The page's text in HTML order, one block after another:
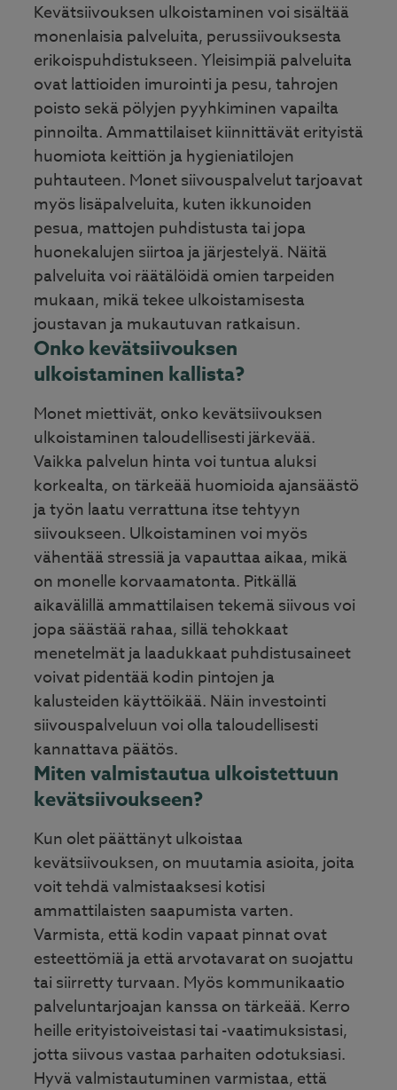
Kevätsiivouksen ulkoistaminen voi sisältää
monenlaisia palveluita, perussiivouksesta
erikoispuhdistukseen. Yleisimpiä palveluita
ovat lattioiden imurointi ja pesu, tahrojen
poisto sekä pölyjen pyyhkiminen vapailta
pinnoilta. Ammattilaiset kiinnittävät erityistä
huomiota keittiön ja hygieniatilojen
puhtauteen. Monet siivouspalvelut tarjoavat
myös lisäpalveluita, kuten ikkunoiden
pesua, mattojen puhdistusta tai jopa
huonekalujen siirtoa ja järjestelyä. Näitä
palveluita voi räätälöidä omien tarpeiden
mukaan, mikä tekee ulkoistamisesta
joustavan ja mukautuvan ratkaisun.
Onko kevätsiivouksen
ulkoistaminen kallista?
Monet miettivät, onko kevätsiivouksen
ulkoistaminen taloudellisesti järkevää.
Vaikka palvelun hinta voi tuntua aluksi
korkealta, on tärkeää huomioida ajansäästö
ja työn laatu verrattuna itse tehtyyn
siivoukseen. Ulkoistaminen voi myös
vähentää stressiä ja vapauttaa aikaa, mikä
on monelle korvaamatonta. Pitkällä
aikavälillä ammattilaisen tekemä siivous voi
jopa säästää rahaa, sillä tehokkaat
menetelmät ja laadukkaat puhdistusaineet
voivat pidentää kodin pintojen ja
kalusteiden käyttöikää. Näin investointi
siivouspalveluun voi olla taloudellisesti
kannattava päätös.
Miten valmistautua ulkoistettuun
kevätsiivoukseen?
Kun olet päättänyt ulkoistaa
kevätsiivouksen, on muutamia asioita, joita
voit tehdä valmistaaksesi kotisi
ammattilaisten saapumista varten.
Varmista, että kodin vapaat pinnat ovat
esteettömiä ja että arvotavarat on suojattu
tai siirretty turvaan. Myös kommunikaatio
palveluntarjoajan kanssa on tärkeää. Kerro
heille erityistoiveistasi tai -vaatimuksistasi,
jotta siivous vastaa parhaiten odotuksiasi.
Hyvä valmistautuminen varmistaa, että